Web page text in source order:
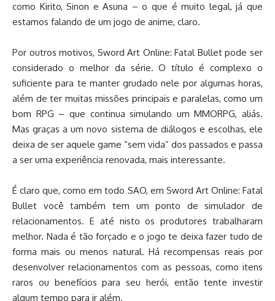
como Kirito, Sinon e Asuna – o que é muito legal, já que
estamos falando de um jogo de anime, claro.
Por outros motivos, Sword Art Online: Fatal Bullet pode ser
considerado o melhor da série. O título é complexo o
suficiente para te manter grudado nele por algumas horas,
além de ter muitas missões principais e paralelas, como um
bom RPG – que continua simulando um MMORPG, aliás.
Mas graças a um novo sistema de diálogos e escolhas, ele
deixa de ser aquele game “sem vida” dos passados e passa
a ser uma experiência renovada, mais interessante.
É claro que, como em todo SAO, em Sword Art Online: Fatal
Bullet você também tem um ponto de simulador de
relacionamentos. E até nisto os produtores trabalharam
melhor. Nada é tão forçado e o jogo te deixa fazer tudo de
forma mais ou menos natural. Há recompensas reais por
desenvolver relacionamentos com as pessoas, como itens
raros ou benefícios para seu herói, então tente investir
algum tempo para ir além.